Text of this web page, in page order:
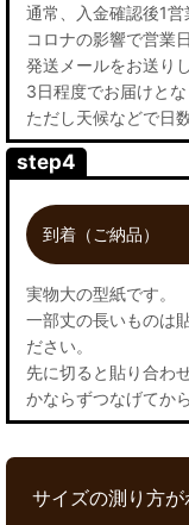
通常、入金確認後1営
コロナの影響で営業
発送メールをお送り
3日程度でお届けとな
ただし天候などで日
step4
到着（ご納品）
実物大の型紙です。
一部丈の長いものは
ださい。
先に切ると貼り合わ
かならずつなげてか
サイズの測り方